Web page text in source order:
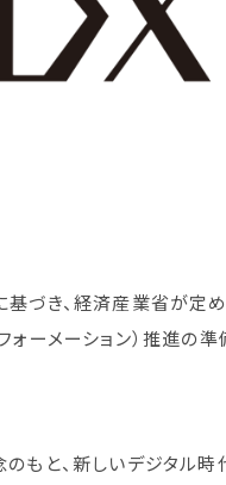
づき、経済産業省が定め
ォーメーション）推進の
もと、新しいデジタル